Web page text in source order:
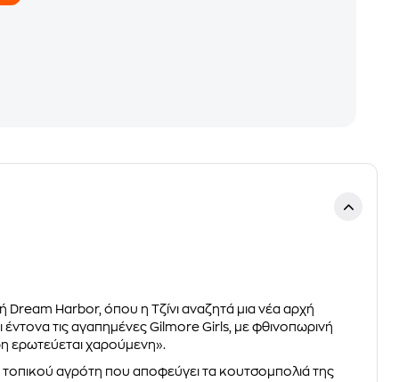
Dream Harbor, όπου η Τζίνι αναζητά μια νέα αρχή
έντονα τις αγαπημένες Gilmore Girls, με φθινοπωρινή
ερωτεύεται χαρούμενη».
τοπικού αγρότη που αποφεύγει τα κουτσομπολιά της